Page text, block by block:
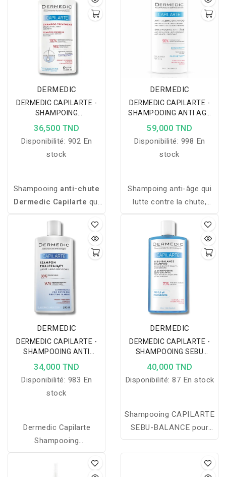
DERMEDIC
DERMEDIC CAPILARTE -
SHAMPOING
STIMULATION ET
REPOUSSE 300ML
36,500 TND
Disponibilité: 902 En
stock
Shampooing anti-chute
Dermedic Capilarte qui
renforce les follicules,
stimule la repousse et
réduit la chute des
cheveux pour des
cheveux plus forts, plus
épais et brillants.
DERMEDIC
DERMEDIC CAPILARTE -
SHAMPOOING ANTI AGE
300ML
59,000 TND
Disponibilité: 998 En
stock
Shampoing anti-âge qui
lutte contre la chute,
renforce la fibre capillaire
et protège les follicules
pour des cheveux plus
forts et plus résistants.
DERMEDIC
DERMEDIC CAPILARTE -
SHAMPOOING ANTI
PELLICULAIRE 300 ML
34,000 TND
Disponibilité: 983 En
stock
Dermedic Capilarte
Shampooing
Antipelliculaire élimine
DERMEDIC
DERMEDIC CAPILARTE -
SHAMPOOING SEBU
BALANCE CHEVEUX GRAS
300ML
40,000 TND
Disponibilité: 87 En stock
Shampooing CAPILARTE
SEBU-BALANCE pour
cuir chevelu gras et
cheveux fragiles, régule
le sébum, réduit la chute